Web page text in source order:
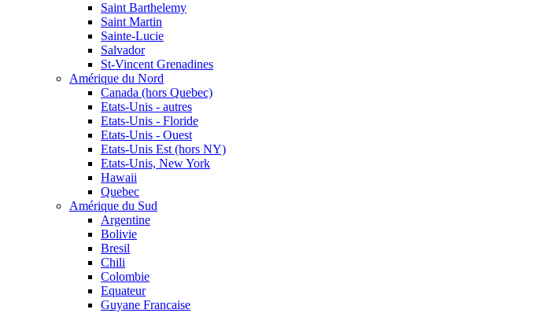
Saint Barthelemy
Saint Martin
Sainte-Lucie
Salvador
St-Vincent Grenadines
Amérique du Nord
Canada (hors Quebec)
Etats-Unis - autres
Etats-Unis - Floride
Etats-Unis - Ouest
Etats-Unis Est (hors NY)
Etats-Unis, New York
Hawaii
Quebec
Amérique du Sud
Argentine
Bolivie
Bresil
Chili
Colombie
Equateur
Guyane Francaise